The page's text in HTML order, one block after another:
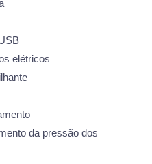
elétricos
da pressão dos